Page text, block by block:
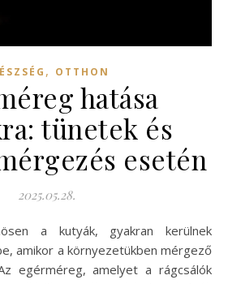
, OTTHON
hatása
tünetek és
esetén
2025.05.28.
amikor a környezetükben mérgező
egérméreg, amelyet a rágcsálók